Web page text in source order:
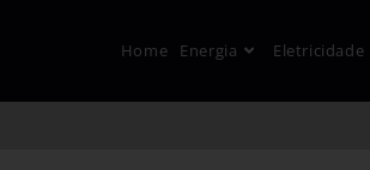
Home Energia Eletricidade